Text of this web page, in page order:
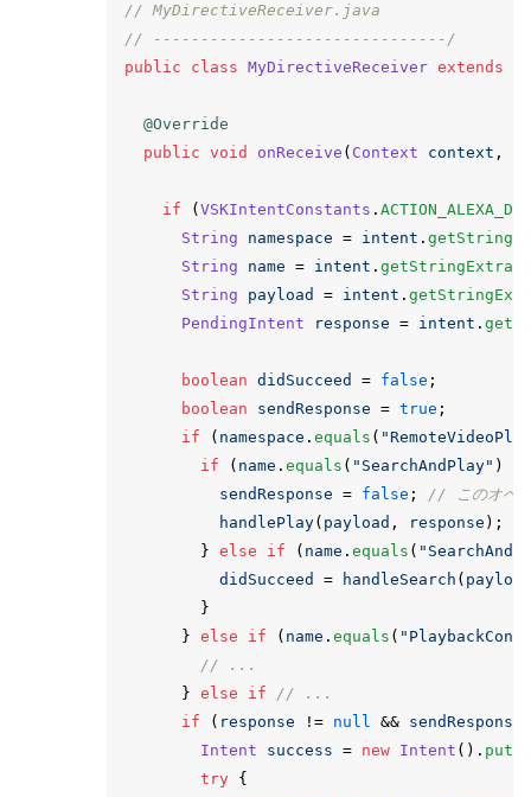
// MyDirectiveReceiver.java
// -------------------------------/
public
class MyDirectiveReceiver extends
@Override
public void onReceive ( Context context ,
if ( VSKIntentConstants .
String
namespace = intent .
String
name = intent . getStringExtra
String
payload = intent .
PendingIntent
response = intent .
boolean didSucceed = false ;
boolean
sendResponse = true ;
if
( namespace . equals (
if
( name . equals ( "SearchAndPlay" )
sendResponse = false ;
// このオペレ
handlePlay( payload , response );
} else if ( name . equals (
didSucceed
= handleSearch ( payload
}
} else if ( name . equals (
// ...
} else if
// ...
if
( response != null && sendResponse
Intent
success = new Intent ().
try {